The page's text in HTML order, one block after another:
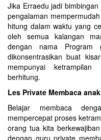
Jika Erraedu jadi
pengalaman
hitung dalam waktu yang
oleh semua kalangan
dengan nama Program
dikonsentrasikan buat
mempunyai
berhitung.
Les Private Membaca anak
Belajar membaca
mempercepat proses
orang tua kita